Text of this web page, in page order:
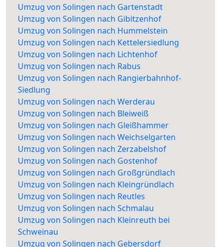
Umzug von Solingen nach Gartenstadt
Umzug von Solingen nach Gibitzenhof
Umzug von Solingen nach Hummelstein
Umzug von Solingen nach Kettelersiedlung
Umzug von Solingen nach Lichtenhof
Umzug von Solingen nach Rabus
Umzug von Solingen nach Rangierbahnhof-
Siedlung
Umzug von Solingen nach Werderau
Umzug von Solingen nach Bleiweiß
Umzug von Solingen nach Gleißhammer
Umzug von Solingen nach Weichselgarten
Umzug von Solingen nach Zerzabelshof
Umzug von Solingen nach Gostenhof
Umzug von Solingen nach Großgründlach
Umzug von Solingen nach Kleingründlach
Umzug von Solingen nach Reutles
Umzug von Solingen nach Schmalau
Umzug von Solingen nach Kleinreuth bei
Schweinau
Umzug von Solingen nach Gebersdorf